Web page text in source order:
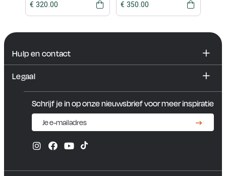
€ 320.00 € 350.00
Hulp en contact
FAQ
Legaal
Schrijf je in op onze nieuwsbrief voor meer inspiratie